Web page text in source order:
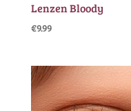
Lenzen Bloody
€9.99